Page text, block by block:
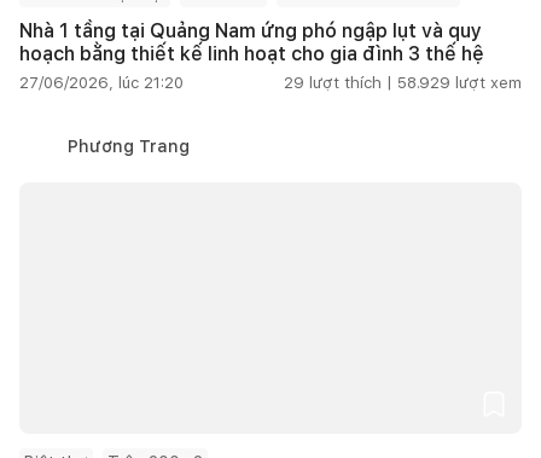
Nhà 1 tầng tại Quảng Nam ứng phó ngập lụt và quy
hoạch bằng thiết kế linh hoạt cho gia đình 3 thế hệ
27/06/2026, lúc 21:20 29 lượt thích | 58.929 lượt xem
Phương Trang